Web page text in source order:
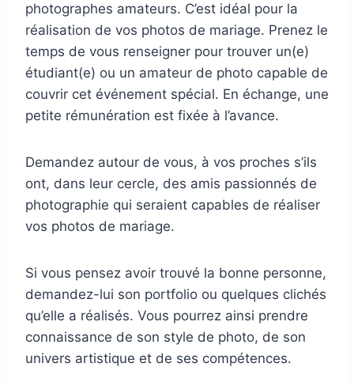
photographes amateurs. C’est idéal pour la
réalisation de vos photos de mariage. Prenez le
temps de vous renseigner pour trouver un(e)
étudiant(e) ou un amateur de photo capable de
couvrir cet événement spécial. En échange, une
petite rémunération est fixée à l’avance.
Demandez autour de vous, à vos proches s’ils
ont, dans leur cercle, des amis passionnés de
photographie qui seraient capables de réaliser
vos photos de mariage.
Si vous pensez avoir trouvé la bonne personne,
demandez-lui son portfolio ou quelques clichés
qu’elle a réalisés. Vous pourrez ainsi prendre
connaissance de son style de photo, de son
univers artistique et de ses compétences.